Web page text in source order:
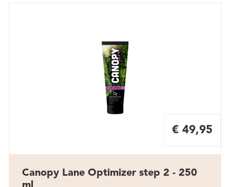
€ 49,95
Canopy Lane Optimizer step 2 - 250